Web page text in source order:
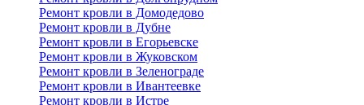
Ремонт кровли в Домодедово
Ремонт кровли в Дубне
Ремонт кровли в Егорьевске
Ремонт кровли в Жуковском
Ремонт кровли в Зеленограде
Ремонт кровли в Ивантеевке
Ремонт кровли в Истре